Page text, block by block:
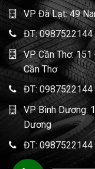
VP Đà Lạt: 49
ĐT:0987522144
VP Cần Thơ:
Cần Thơ
ĐT: 0987522144
VP Bình Dương:
Dương
ĐT: 0987522144